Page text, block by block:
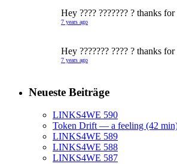
Hey ???? ??????? ? thanks
7 years ago
Hey ??????? ???? ? thanks
7 years ago
Neueste Beiträge
LINKS4WE 590
Token Drift — a feeling (42
LINKS4WE 589
LINKS4WE 588
LINKS4WE 587